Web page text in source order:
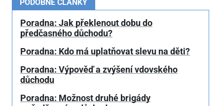
PODOBNÉ ČLÁNKY
Poradna: Jak překlenout dobu do
předčasného důchodu?
Poradna: Kdo má uplatňovat slevu na děti?
Poradna: Výpověď a zvýšení vdovského
důchodu
Poradna: Možnost druhé brigády